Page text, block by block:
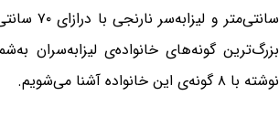
سانتی‌متر و
بزرگ‌ترین گونه‌های خانواده‌ی لیزابه‌سران
نوشته با ۸ گونه‌ی این خانواده آشنا می‌شویم.